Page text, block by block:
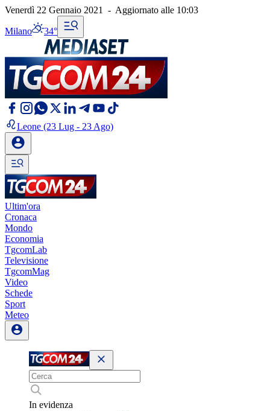
Venerdì 22 Gennaio 2021 - Aggiornato alle 10:03
Milano 34°
Leone (23 Lug - 23 Ago)
Ultim'ora
Cronaca
Mondo
Economia
TgcomLab
Televisione
TgcomMag
Video
Schede
Sport
Meteo
In evidenza